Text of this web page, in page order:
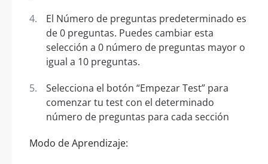
El Número de preguntas predeterminado es
de 0 preguntas. Puedes cambiar esta
selección a 0 número de preguntas mayor o
igual a 10 preguntas.
Selecciona el botón “Empezar Test” para
comenzar tu test con el determinado
número de preguntas para cada sección
Modo de Aprendizaje: